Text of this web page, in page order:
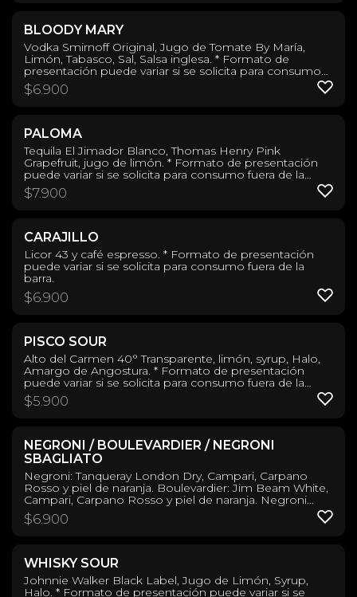
BLOODY MARY
Vodka Smirnoff Original, Jugo de Tomate By María,
Limón, Tabasco, Sal, Salsa inglesa. * Formato de
presentación puede variar si se solicita para consumo
fuera de la barra.
$6.900
PALOMA
Tequila El Jimador Blanco, Thomas Henry Pink
Grapefruit, jugo de limón. * Formato de presentación
puede variar si se solicita para consumo fuera de la
barra.
$7.900
CARAJILLO
Licor 43 y café espresso. * Formato de presentación
puede variar si se solicita para consumo fuera de la
barra.
$6.900
PISCO SOUR
Alto del Carmen 40° Transparente, limón, syrup, Halo,
Amargo de Angostura. * Formato de presentación
puede variar si se solicita para consumo fuera de la
barra.
$5.900
NEGRONI / BOULEVARDIER / NEGRONI
SBAGLIATO
Negroni: Tanqueray London Dry, Campari, Carpano
Rosso y piel de naranja. Boulevardier: Jim Beam White,
Campari, Carpano Rosso y piel de naranja. Negroni
Sbagliato: Campari, Carpano Rosso, Undurraga Brut,
piel de naranja. * Formato de presentación puede variar
$6.900
WHISKY SOUR
Johnnie Walker Black Label, Jugo de Limón, Syrup,
Halo. * Formato de presentación puede variar si se